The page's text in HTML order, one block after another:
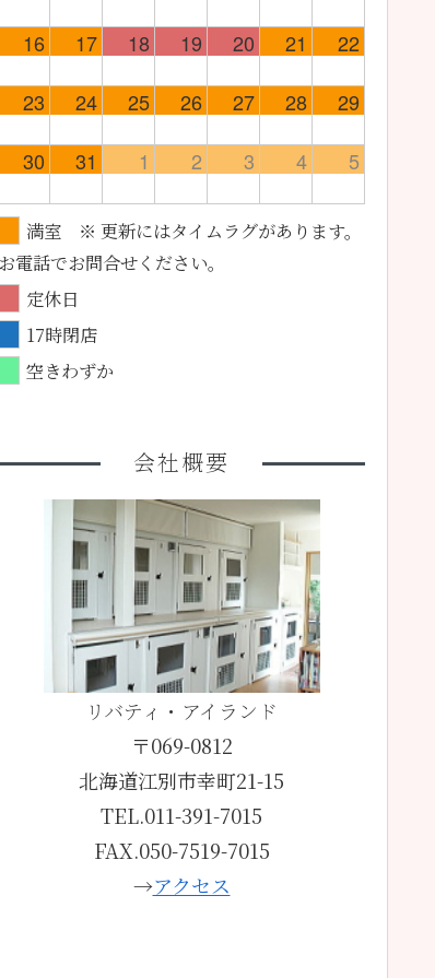
16 17 18 19 20 21 22
23 24 25 26 27 28 29
30 31 1 2 3 4 5
満室 ※ 更新にはタイムラグがあります。
お電話でお問合せください。
定休日
17時閉店
空きわずか
会社概要
リバティ・アイランド
〒069-0812
北海道江別市幸町21-15
TEL.011-391-7015
FAX.050-7519-7015
→アクセス